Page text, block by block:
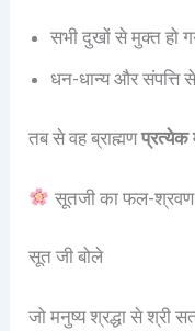
सभी दुखों से मुक्त हो
धन-धान्य और संपत्ति
तब से वह ब्राह्मणप्रत्येक
सूतजी का फल-श्रवण
सूत जी बोले
जो मनुष्य श्रद्धा से श्री